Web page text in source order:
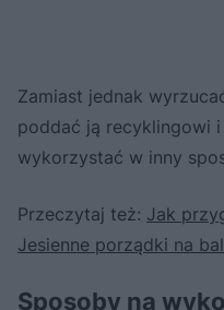
Zamiast jednak
poddać ją recyklingowi
wykorzystać w inny
Przeczytaj też: Jak
Jesienne porządki na
Sposoby na